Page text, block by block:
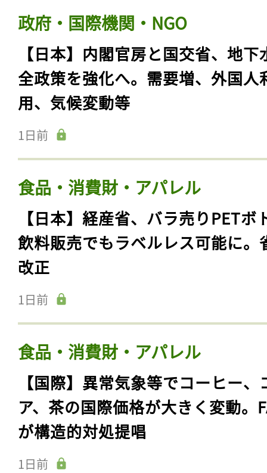
政府・国際機関・NGO
【日本】内閣官房と国交省、地下
全政策を強化へ。需要増、外国人
用、気候変動等
1日前
食品・消費財・アパレル
【日本】経産省、バラ売りPETボ
飲料販売でもラベルレス可能に。
改正
1日前
食品・消費財・アパレル
【国際】異常気象等でコーヒー、
ア、茶の国際価格が大きく変動。
が構造的対処提唱
1日前